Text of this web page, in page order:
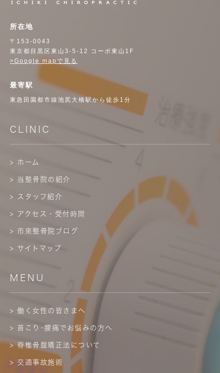
所在地
〒153-0043
東京都目黒区東山3-5-12 コーポ東山1F
>Google mapで見る
最寄駅
東急田園都市線池尻大橋駅から徒歩1分
CLINIC
> ホーム
> 当整骨院の紹介
> スタッフ紹介
> アクセス・受付時間
> 市來整骨院ブログ
> サイトマップ
MENU
> 働く女性の皆さまへ
> 首こり･腰痛でお悩みの方へ
> 脊椎骨盤矯正法について
> 交通事故施術